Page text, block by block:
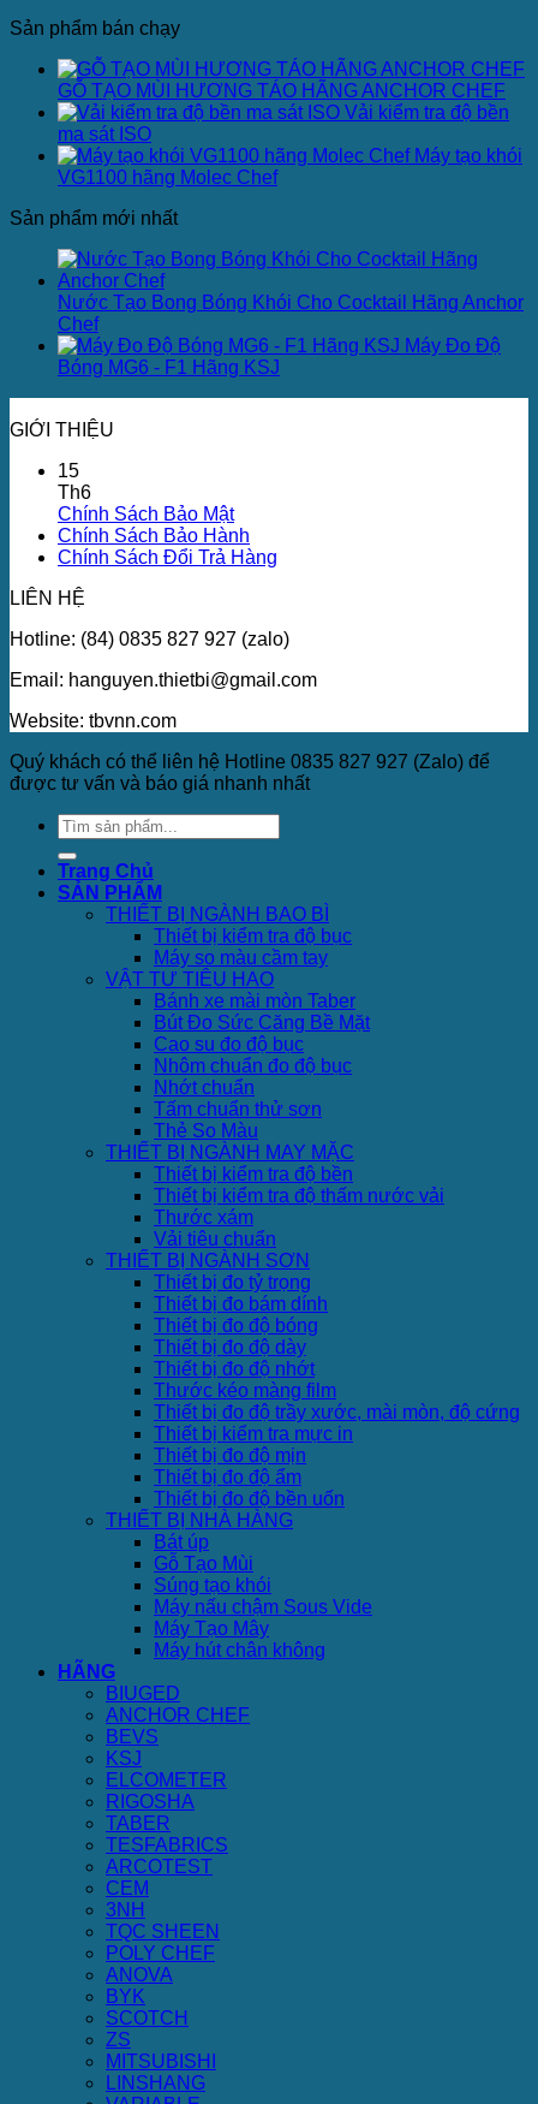
Sản phẩm bán chạy
GỖ TẠO MÙI HƯƠNG TÁO HÃNG ANCHOR CHEF
Vải kiểm tra độ bền
ma sát ISO
Máy tạo khói
VG1100 hãng Molec Chef
Sản phẩm mới nhất
Nước Tạo Bong Bóng Khói Cho Cocktail Hãng Anchor
Chef
Máy Đo Độ
Bóng MG6 - F1 Hãng KSJ
GIỚI THIỆU
15
Th6
Chính Sách Bảo Mật
Chính Sách Bảo Hành
Chính Sách Đổi Trả Hàng
LIÊN HỆ
Hotline: (84) 0835 827 927 (zalo)
Email: hanguyen.thietbi@gmail.com
Website: tbvnn.com
Quý khách có thể liên hệ Hotline 0835 827 927 (Zalo) để
được tư vấn và báo giá nhanh nhất
Trang Chủ
SẢN PHẨM
THIẾT BỊ NGÀNH BAO BÌ
Thiết bị kiểm tra độ bục
Máy so màu cầm tay
VẬT TƯ TIÊU HAO
Bánh xe mài mòn Taber
Bút Đo Sức Căng Bề Mặt
Cao su đo độ bục
Nhôm chuẩn đo độ bục
Nhớt chuẩn
Tấm chuẩn thử sơn
Thẻ So Màu
THIẾT BỊ NGÀNH MAY MẶC
Thiết bị kiểm tra độ bền
Thiết bị kiểm tra độ thấm nước vải
Thước xám
Vải tiêu chuẩn
THIẾT BỊ NGÀNH SƠN
Thiết bị đo tỷ trọng
Thiết bị đo bám dính
Thiết bị đo độ bóng
Thiết bị đo độ dày
Thiết bị đo độ nhớt
Thước kéo màng film
Thiết bị đo độ trầy xước, mài mòn, độ cứng
Thiết bị kiểm tra mực in
Thiết bị đo độ mịn
Thiết bị đo độ ẩm
Thiết bị đo độ bền uốn
THIẾT BỊ NHÀ HÀNG
Bát úp
Gỗ Tạo Mùi
Súng tạo khói
Máy nấu chậm Sous Vide
Máy Tạo Mây
Máy hút chân không
HÃNG
BIUGED
ANCHOR CHEF
BEVS
KSJ
ELCOMETER
RIGOSHA
TABER
TESFABRICS
ARCOTEST
CEM
3NH
TQC SHEEN
POLY CHEF
ANOVA
BYK
SCOTCH
ZS
MITSUBISHI
LINSHANG